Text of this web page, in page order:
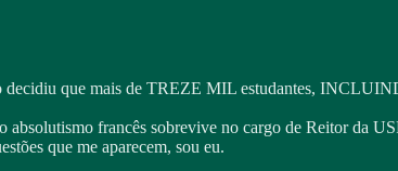
decidiu que mais de TREZE MIL estudantes,
francês sobrevive no cargo de Reitor da
que me aparecem, sou eu.